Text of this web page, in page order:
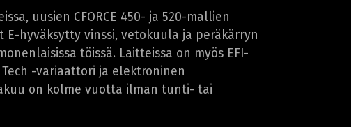
uusien CFORCE 450- ja 520-mallien
hyväksytty vinssi, vetokuula ja peräkärryn
töissä. Laitteissa on myös EFI-
-variaattori ja elektroninen
on kolme vuotta ilman tunti- tai